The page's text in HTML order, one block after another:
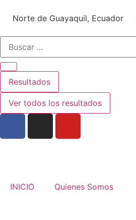
Norte de Guayaquil, Ecuador
Resultados
Ver todos los resultados
INICIO Quienes Somos